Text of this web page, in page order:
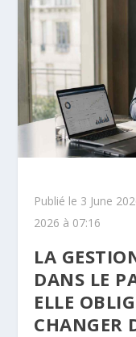
Publié le 3 June
2026 à 07:16
LA
DANS LE
ELLE
CHANGER